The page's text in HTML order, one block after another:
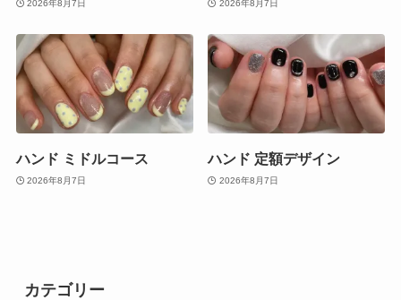
2026年8月7日 2026年8月7日
ハンド ミドルコース
2026年8月7日
ハンド 定額デザイン
2026年8月7日
カテゴリー